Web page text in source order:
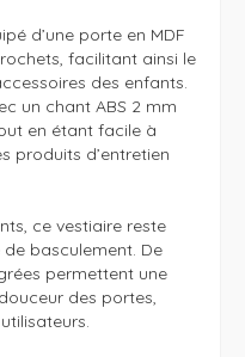
d’une porte en MDF
facilitant ainsi le
des enfants.
un chant ABS 2 mm
en étant facile à
produits d’entretien
ce vestiaire reste
basculement. De
permettent une
des portes,